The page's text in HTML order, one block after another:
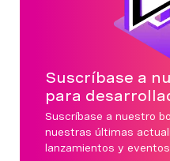
Suscríbase a
para
Suscríbase a nuestro
nuestras últimas
lanzamientos y